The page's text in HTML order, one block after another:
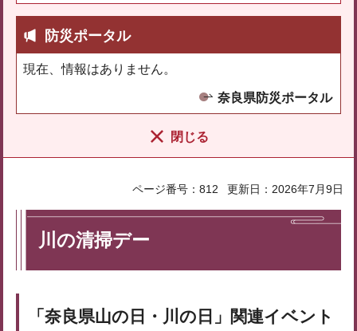
防災ポータル
現在、情報はありません。
奈良県防災ポータル
閉じる
ページ番号：812 更新日：2026年7月9日
川の清掃デー
「奈良県山の日・川の日」関連イベント